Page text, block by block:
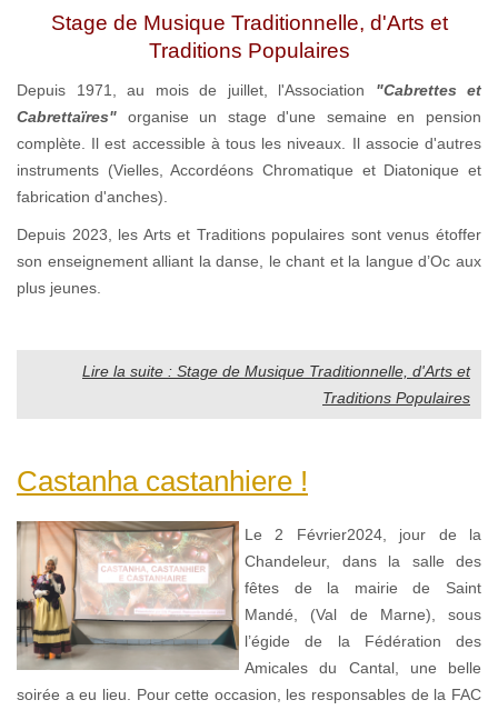
Stage de Musique Traditionnelle, d'Arts et
Traditions Populaires
Depuis 1971, au mois de juillet, l'Association "Cabrettes et
Cabrettaïres" organise un stage d'une semaine en pension
complète. Il est accessible à tous les niveaux. Il associe d'autres
instruments (Vielles, Accordéons Chromatique et Diatonique et
fabrication d'anches).
Depuis 2023, les Arts et Traditions populaires sont venus étoffer
son enseignement alliant la danse, le chant et la langue d’Oc aux
plus jeunes.
Lire la suite : Stage de Musique Traditionnelle, d'Arts et
Traditions Populaires
Castanha castanhiere !
Le 2 Février2024, jour de la
Chandeleur, dans la salle des
fêtes de la mairie de Saint
Mandé, (Val de Marne), sous
l’égide de la Fédération des
Amicales du Cantal, une belle
soirée a eu lieu. Pour cette occasion, les responsables de la FAC